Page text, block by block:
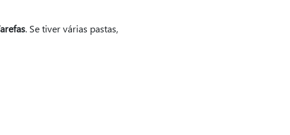
. Se tiver várias pastas,